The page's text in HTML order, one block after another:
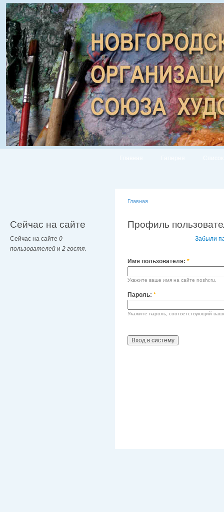
Сейчас на сайте
Сейчас на сайте 0
пользователей и 2 гостя.
Главная
Профиль
Забыли
Имя пользователя: *
Укажите ваше имя на сайте noshr.ru.
Пароль: *
Укажите пароль, соответствующий